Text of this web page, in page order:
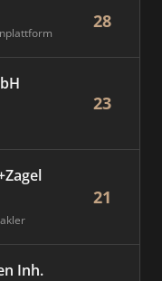
28
23
21
Inh.